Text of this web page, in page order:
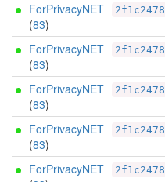
ForPrivacyNET
(83)
2f1c2478
ForPrivacyNET
(83)
2f1c2478
ForPrivacyNET
(83)
2f1c2478
ForPrivacyNET
(83)
2f1c2478
ForPrivacyNET
2f1c2478